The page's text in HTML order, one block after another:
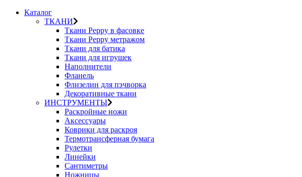
Каталог
ТКАНИ
Ткани Peppy в фасовке
Ткани Peppy метражом
Ткани для батика
Ткани для игрушек
Наполнители
Фланель
Флизелин для пэчворка
Декоративные ткани
ИНСТРУМЕНТЫ
Раскройные ножи
Аксессуары
Коврики для раскроя
Термотрансферная бумага
Рулетки
Линейки
Сантиметры
Ножницы